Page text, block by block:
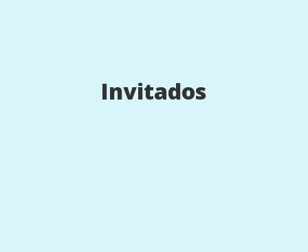
Invitados